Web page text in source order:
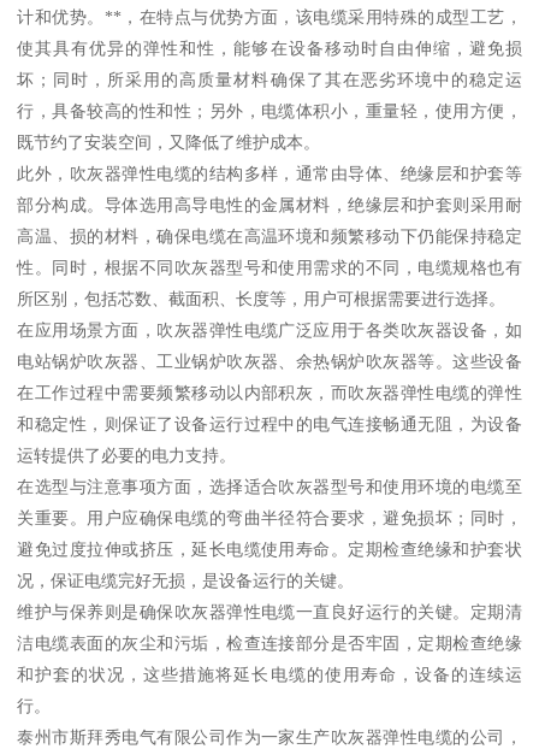
计和优势。**，在特点与优势方面，该电缆采用特殊的成型工艺，
使其具有优异的弹性和性，能够在设备移动时自由伸缩，避免损
坏；同时，所采用的高质量材料确保了其在恶劣环境中的稳定运
行，具备较高的性和性；另外，电缆体积小，重量轻，使用方便，
既节约了安装空间，又降低了维护成本。
此外，吹灰器弹性电缆的结构多样，通常由导体、绝缘层和护套等
部分构成。导体选用高导电性的金属材料，绝缘层和护套则采用耐
高温、损的材料，确保电缆在高温环境和频繁移动下仍能保持稳定
性。同时，根据不同吹灰器型号和使用需求的不同，电缆规格也有
所区别，包括芯数、截面积、长度等，用户可根据需要进行选择。
在应用场景方面，吹灰器弹性电缆广泛应用于各类吹灰器设备，如
电站锅炉吹灰器、工业锅炉吹灰器、余热锅炉吹灰器等。这些设备
在工作过程中需要频繁移动以内部积灰，而吹灰器弹性电缆的弹性
和稳定性，则保证了设备运行过程中的电气连接畅通无阻，为设备
运转提供了必要的电力支持。
在选型与注意事项方面，选择适合吹灰器型号和使用环境的电缆至
关重要。用户应确保电缆的弯曲半径符合要求，避免损坏；同时，
避免过度拉伸或挤压，延长电缆使用寿命。定期检查绝缘和护套状
况，保证电缆完好无损，是设备运行的关键。
维护与保养则是确保吹灰器弹性电缆一直良好运行的关键。定期清
洁电缆表面的灰尘和污垢，检查连接部分是否牢固，定期检查绝缘
和护套的状况，这些措施将延长电缆的使用寿命，设备的连续运
行。
泰州市斯拜秀电气有限公司作为一家生产吹灰器弹性电缆的公司，